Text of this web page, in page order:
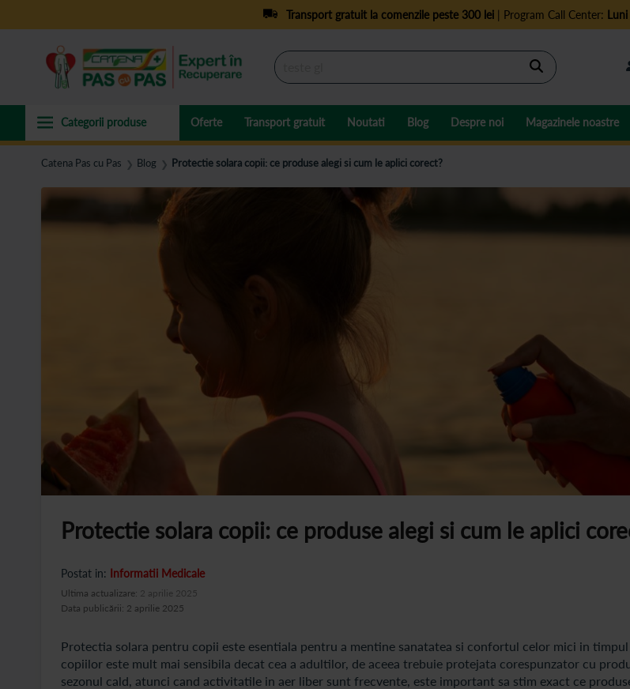
Transport gratuit la comenzile peste 300 lei| Program Call Center:
Cautare
Oferte Transport gratuit Noutati Blog Despre noi Magazinele noastre
Catena Pas cu Pas ❯ Blog ❯ Protectie solara copii: ce produse alegi si cum le aplici corect?
Protectie solara copii: ce produse alegi si cum le aplici
Postat in: Informatii Medicale
Data publicării: 2 aprilie 2025
Ultima actualizare: 2 aprilie 2025
Protectia solara pentru copii este esentiala pentru a mentine sanatatea si confortul celor mici in timpul
copiilor este mult mai sensibila decat cea a adultilor, de aceea trebuie protejata corespunzator cu
sezonul cald, atunci cand activitatile in aer liber sunt frecvente, este important sa stim exact ce